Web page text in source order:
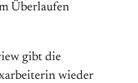
Überlaufen
gibt die
wieder